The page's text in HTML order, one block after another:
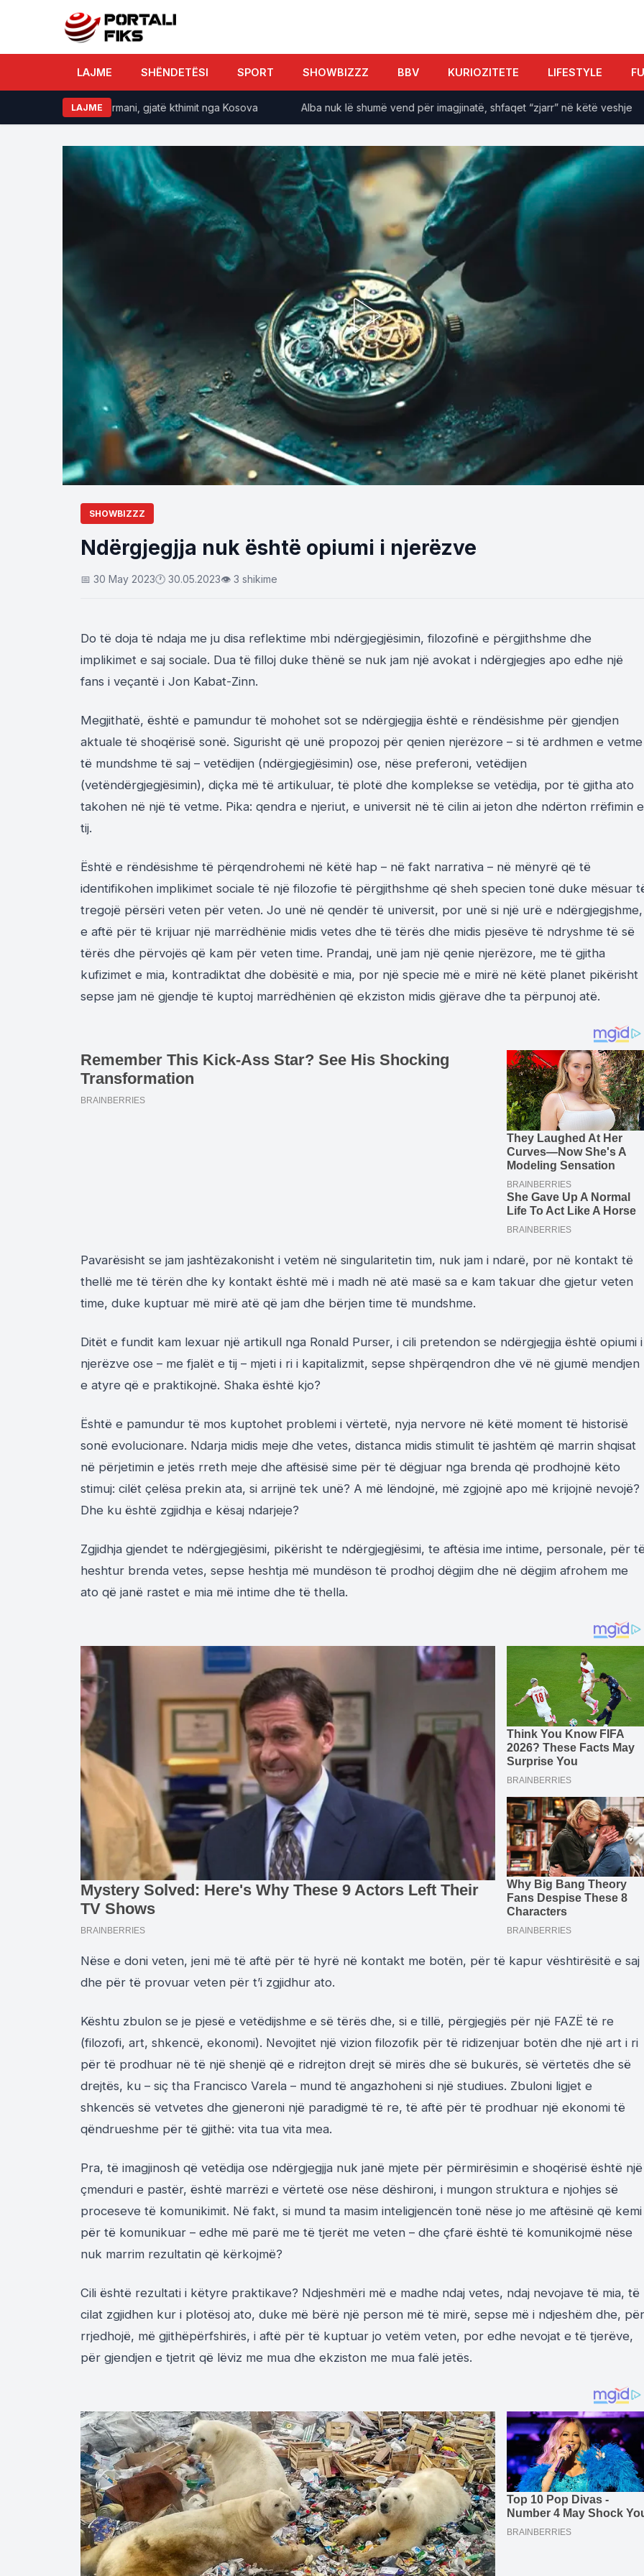
LAJME SHËNDETËSI SPORT SHOWBIZZZ BBV KURIOZITETE LIFESTYLE
LAJME
aksident në Gjermani, gjatë kthimit nga Kosova Alba nuk lë shumë vend për imagjinatë, shfaqet “zjarr” në këtë veshje
SHOWBIZZZ
Ndërgjegjja nuk është opiumi i njerëzve
📅 30 May 2023🕐 30.05.2023👁 3 shikime
Do të doja të ndaja me ju disa reflektime mbi ndërgjegjësimin, filozofinë e përgjithshme dhe
implikimet e saj sociale. Dua të filloj duke thënë se nuk jam një avokat i ndërgjegjes apo edhe një
fans i veçantë i Jon Kabat-Zinn.
Megjithatë, është e pamundur të mohohet sot se ndërgjegjja është e rëndësishme për gjendjen
aktuale të shoqërisë sonë. Sigurisht që unë propozoj për qenien njerëzore – si të ardhmen e vetme
të mundshme të saj – vetëdijen (ndërgjegjësimin) ose, nëse preferoni, vetëdijen
(vetëndërgjegjësimin), diçka më të artikuluar, të plotë dhe komplekse se vetëdija, por të gjitha ato
takohen në një të vetme. Pika: qendra e njeriut, e universit në të cilin ai jeton dhe ndërton rrëfimin e
tij.
Është e rëndësishme të përqendrohemi në këtë hap – në fakt narrativa – në mënyrë që të
identifikohen implikimet sociale të një filozofie të përgjithshme që sheh specien tonë duke mësuar
tregojë përsëri veten për veten. Jo unë në qendër të universit, por unë si një urë e ndërgjegjshme,
e aftë për të krijuar një marrëdhënie midis vetes dhe të tërës dhe midis pjesëve të ndryshme të së
tërës dhe përvojës që kam për veten time. Prandaj, unë jam një qenie njerëzore, me të gjitha
kufizimet e mia, kontradiktat dhe dobësitë e mia, por një specie më e mirë në këtë planet pikërisht
sepse jam në gjendje të kuptoj marrëdhënien që ekziston midis gjërave dhe ta përpunoj atë.
Pavarësisht se jam jashtëzakonisht i vetëm në singularitetin tim, nuk jam i ndarë, por në kontakt të
thellë me të tërën dhe ky kontakt është më i madh në atë masë sa e kam takuar dhe gjetur veten
time, duke kuptuar më mirë atë që jam dhe bërjen time të mundshme.
Ditët e fundit kam lexuar një artikull nga Ronald Purser, i cili pretendon se ndërgjegjja është opiumi i
njerëzve ose – me fjalët e tij – mjeti i ri i kapitalizmit, sepse shpërqendron dhe vë në gjumë mendjen
e atyre që e praktikojnë. Shaka është kjo?
Është e pamundur të mos kuptohet problemi i vërtetë, nyja nervore në këtë moment të historisë
sonë evolucionare. Ndarja midis meje dhe vetes, distanca midis stimulit të jashtëm që marrin shqisat
në përjetimin e jetës rreth meje dhe aftësisë sime për të dëgjuar nga brenda që prodhojnë këto
stimuj: cilët çelësa prekin ata, si arrijnë tek unë? A më lëndojnë, më zgjojnë apo më krijojnë nevojë?
Dhe ku është zgjidhja e kësaj ndarjeje?
Zgjidhja gjendet te ndërgjegjësimi, pikërisht te ndërgjegjësimi, te aftësia ime intime, personale, për
heshtur brenda vetes, sepse heshtja më mundëson të prodhoj dëgjim dhe në dëgjim afrohem me
ato që janë rastet e mia më intime dhe të thella.
Nëse e doni veten, jeni më të aftë për të hyrë në kontakt me botën, për të kapur vështirësitë e saj
dhe për të provuar veten për t’i zgjidhur ato.
Kështu zbulon se je pjesë e vetëdijshme e së tërës dhe, si e tillë, përgjegjës për një FAZË të re
(filozofi, art, shkencë, ekonomi). Nevojitet një vizion filozofik për të ridizenjuar botën dhe një art i ri
për të prodhuar në të një shenjë që e ridrejton drejt së mirës dhe së bukurës, së vërtetës dhe së
drejtës, ku – siç tha Francisco Varela – mund të angazhoheni si një studiues. Zbuloni ligjet e
shkencës së vetvetes dhe gjeneroni një paradigmë të re, të aftë për të prodhuar një ekonomi të
qëndrueshme për të gjithë: vita tua vita mea.
Pra, të imagjinosh që vetëdija ose ndërgjegjja nuk janë mjete për përmirësimin e shoqërisë është një
çmenduri e pastër, është marrëzi e vërtetë ose nëse dëshironi, i mungon struktura e njohjes së
proceseve të komunikimit. Në fakt, si mund ta masim inteligjencën tonë nëse jo me aftësinë që kemi
për të komunikuar – edhe më parë me të tjerët me veten – dhe çfarë është të komunikojmë nëse
nuk marrim rezultatin që kërkojmë?
Cili është rezultati i këtyre praktikave? Ndjeshmëri më e madhe ndaj vetes, ndaj nevojave të mia, të
cilat zgjidhen kur i plotësoj ato, duke më bërë një person më të mirë, sepse më i ndjeshëm dhe, për
rrjedhojë, më gjithëpërfshirës, i aftë për të kuptuar jo vetëm veten, por edhe nevojat e të tjerëve,
për gjendjen e tjetrit që lëviz me mua dhe ekziston me mua falë jetës.